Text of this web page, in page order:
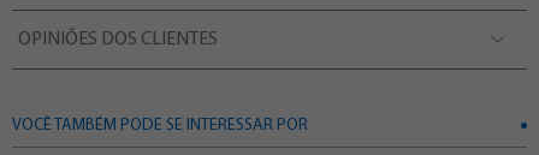
OPINIÕES DOS CLIENTES
VOCÊ TAMBÉM PODE SE INTERESSAR POR